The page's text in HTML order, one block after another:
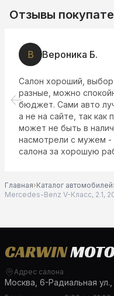
Отзывы
В Вероника Б.
Салон хороший,
разные, можно
бюджет. Сами авто
а не на сайте, так
может не быть в
насмотрели с мужем -
салона за хорошую
Главная›Каталог автомобилей
Mercedes-Benz V-Класс, 2.1,
Адрес салона
Москва, 6-Радиальная ул.,